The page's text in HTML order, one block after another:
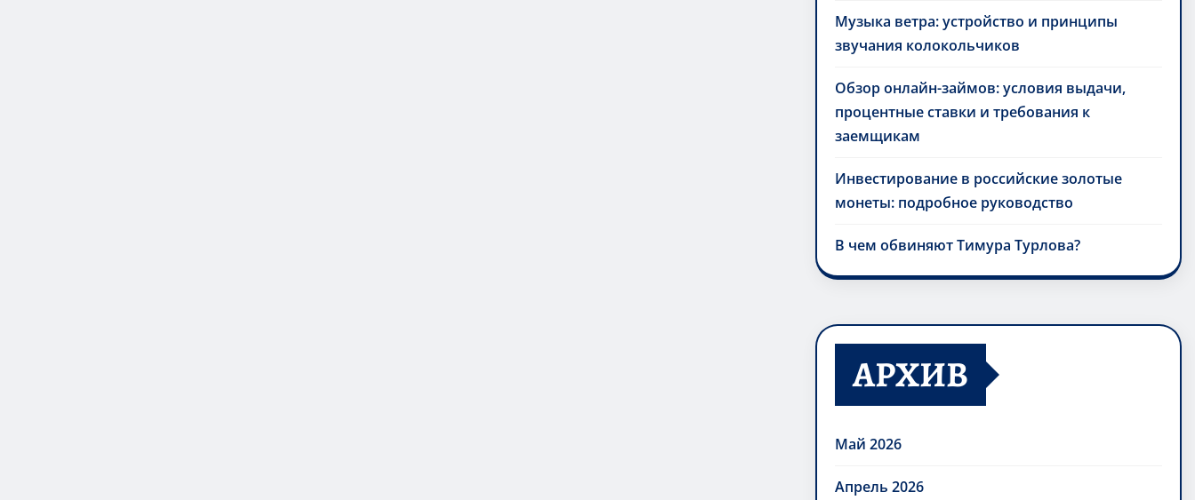
Музыка ветра: устройство и принципы
звучания колокольчиков
Обзор онлайн-займов: условия выдачи,
процентные ставки и требования к
заемщикам
Инвестирование в российские золотые
монеты: подробное руководство
В чем обвиняют Тимура Турлова?
АРХИВ
Май 2026
Апрель 2026